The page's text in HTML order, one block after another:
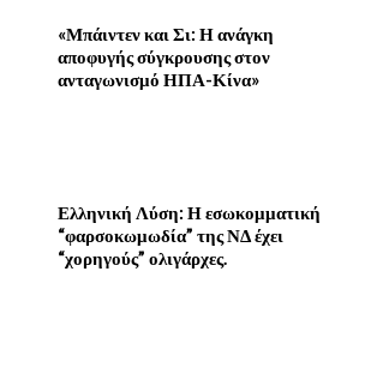
«Μπάιντεν και Σι: Η ανάγκη
αποφυγής σύγκρουσης στον
ανταγωνισμό ΗΠΑ-Κίνα»
Ελληνική Λύση: Η εσωκομματική
“φαρσοκωμωδία” της ΝΔ έχει
“χορηγούς” ολιγάρχες.